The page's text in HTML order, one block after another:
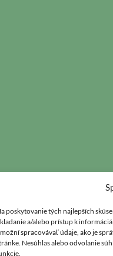
poskytovanie tých najlepších
a/alebo prístup k
spracovávať údaje, ako je
Nesúhlas alebo odvolanie